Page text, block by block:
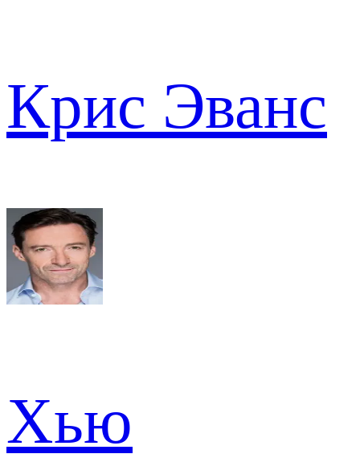
Крис Эванс
Хью